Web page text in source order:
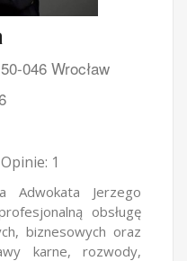
046 Wrocław
1
Adwokata Jerzego
obsługę
biznesowych oraz
karne, rozwody,